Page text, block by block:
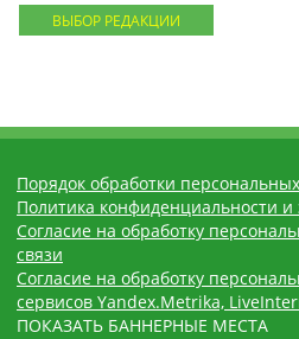
ВЫБОР РЕДАКЦИИ
Порядок обработки
Политика конфиденциальности
Согласие на обработку
связи
Согласие на обработку
сервисов Yandex.Metrika,
ПОКАЗАТЬ БАННЕРНЫЕ МЕСТА